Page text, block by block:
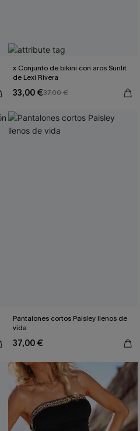
x Conjunto de bikini con aros Sunlit
de Lexi Rivera
33,00 €37,00 €
Pantalones cortos Paisley llenos de
vida
37,00 €